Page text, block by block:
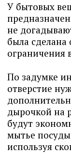
У бытовых
не
была сделана
ограничения
По задумке
отверстие
дырочкой на
будут
мытье
используя